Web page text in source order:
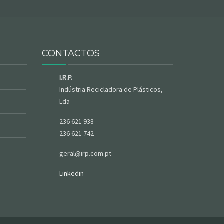
CONTACTOS
I.R.P.
Indústria Recicladora de Plásticos,
Lda
236 621 938
236 621 742
geral@irp.com.pt
Linkedin